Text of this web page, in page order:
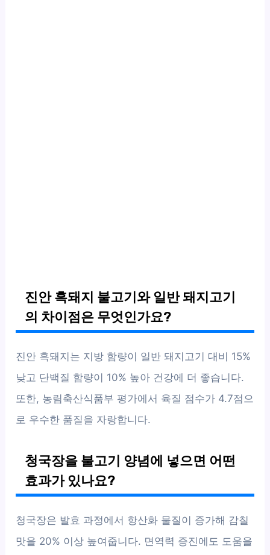
진안 흑돼지 불고기와 일반 돼지고기
의 차이점은 무엇인가요?
진안 흑돼지는 지방 함량이 일반 돼지고기 대비 15%
낮고 단백질 함량이 10% 높아 건강에 더 좋습니다.
또한, 농림축산식품부 평가에서 육질 점수가 4.7점으
로 우수한 품질을 자랑합니다.
청국장을 불고기 양념에 넣으면 어떤
효과가 있나요?
청국장은 발효 과정에서 항산화 물질이 증가해 감칠
맛을 20% 이상 높여줍니다. 면역력 증진에도 도움을